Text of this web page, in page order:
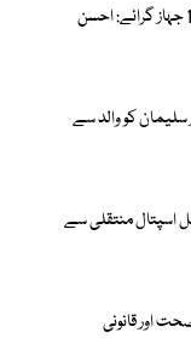
معرکہ حق میں دشمن کے 11 جہاز گرائے: احسن
سلیمان کو والد سے
اسپتال منتقلی سے
اور قانونی